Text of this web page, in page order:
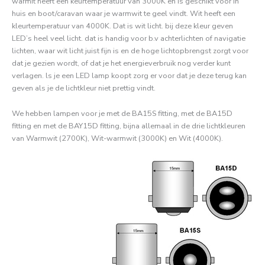
huis en boot/caravan waar je warmwit te geel vindt. Wit heeft een
kleurtemperatuur van 4000K. Dat is wit licht. bij deze kleur geven
LED’s heel veel licht. dat is handig voor b.v achterlichten of navigatie
lichten, waar wit licht juist fijn is en de hoge lichtopbrengst zorgt voor
dat je gezien wordt, of dat je het energieverbruik nog verder kunt
verlagen. ls je een LED lamp koopt zorg er voor dat je deze terug kan
geven als je de lichtkleur niet prettig vindt.
We hebben lampen voor je met de BA15S fitting, met de BA15D
fitting en met de BAY15D fitting, bijna allemaal in de drie lichtkleuren
van Warmwit (2700K), Wit-warmwit (3000K) en Wit (4000K).